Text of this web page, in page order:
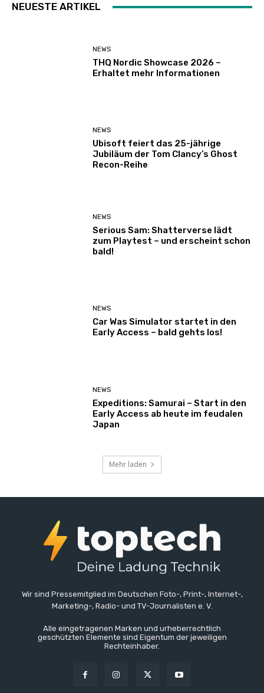
NEUESTE ARTIKEL
NEWS
THQ Nordic Showcase 2026 –
Erhaltet mehr Informationen
NEWS
Ubisoft feiert das 25-jährige
Jubiläum der Tom Clancy’s Ghost
Recon-Reihe
NEWS
Serious Sam: Shatterverse lädt
zum Playtest – und erscheint schon
bald!
NEWS
Car Was Simulator startet in den
Early Access – bald gehts los!
NEWS
Expeditions: Samurai – Start in den
Early Access ab heute im feudalen
Japan
Mehr laden
Wir sind Pressemitglied im Deutschen Foto-, Print-, Internet-,
Marketing-, Radio- und TV-Journalisten e. V.
Alle eingetragenen Marken und urheberrechtlich
geschützten Elemente sind Eigentum der jeweiligen
Rechteinhaber.